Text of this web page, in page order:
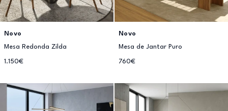
Novo
Mesa Redonda Zilda
1.150€
Novo
Mesa de Jantar Puro
760€